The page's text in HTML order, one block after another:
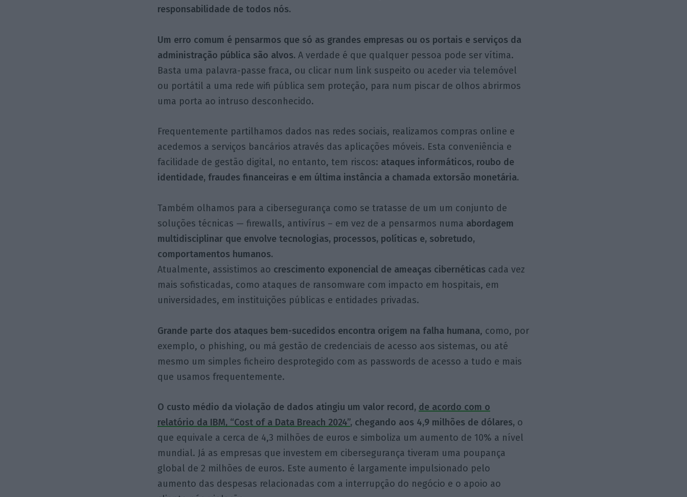
responsabilidade de todos nós.
Um erro comum é pensarmos que só as grandes empresas ou os portais e serviços da
administração pública são alvos. A verdade é que qualquer pessoa pode ser vítima.
Basta uma palavra-passe fraca, ou clicar num link suspeito ou aceder via telemóvel
ou portátil a uma rede wifi pública sem proteção, para num piscar de olhos abrirmos
uma porta ao intruso desconhecido.
Frequentemente partilhamos dados nas redes sociais, realizamos compras online e
acedemos a serviços bancários através das aplicações móveis. Esta conveniência e
facilidade de gestão digital, no entanto, tem riscos: ataques informáticos, roubo de
identidade, fraudes financeiras e em última instância a chamada extorsão monetária.
Também olhamos para a cibersegurança como se tratasse de um um conjunto de
soluções técnicas — firewalls, antivírus – em vez de a pensarmos numa abordagem
multidisciplinar que envolve tecnologias, processos, políticas e, sobretudo,
comportamentos humanos.
Atualmente, assistimos ao crescimento exponencial de ameaças cibernéticas cada vez
mais sofisticadas, como ataques de ransomware com impacto em hospitais, em
universidades, em instituições públicas e entidades privadas.
Grande parte dos ataques bem-sucedidos encontra origem na falha humana, como, por
exemplo, o phishing, ou má gestão de credenciais de acesso aos sistemas, ou até
mesmo um simples ficheiro desprotegido com as passwords de acesso a tudo e mais
que usamos frequentemente.
O custo médio da violação de dados atingiu um valor record, de acordo com o
relatório da IBM, “Cost of a Data Breach 2024”, chegando aos 4,9 milhões de dólares, o
que equivale a cerca de 4,3 milhões de euros e simboliza um aumento de 10% a nível
mundial. Já as empresas que investem em cibersegurança tiveram uma poupança
global de 2 milhões de euros. Este aumento é largamente impulsionado pelo
aumento das despesas relacionadas com a interrupção do negócio e o apoio ao